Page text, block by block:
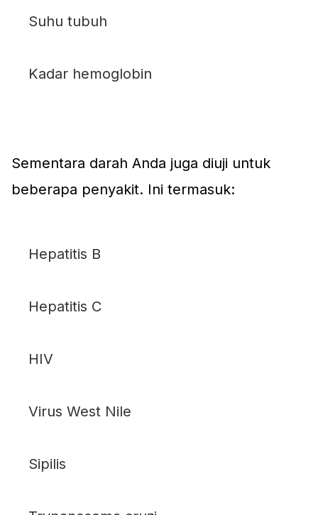
Suhu tubuh
Kadar hemoglobin
Sementara darah Anda juga diuji untuk
beberapa penyakit. Ini termasuk:
Hepatitis B
Hepatitis C
HIV
Virus West Nile
Sipilis